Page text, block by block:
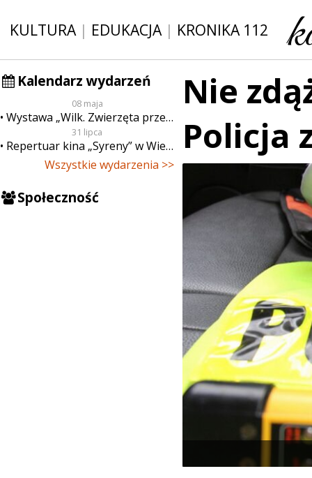
KULTURA| EDUKACJA| KRONIKA 112
Kalendarz wydarzeń
08 maja
Wystawa „Wilk. Zwierzęta przeklęte”
31 lipca
Repertuar kina „Syreny” w Wieluniu w dn. od 31 lipca do 6 sierpnia
Wszystkie wydarzenia >>
Społeczność
Nie
Policja